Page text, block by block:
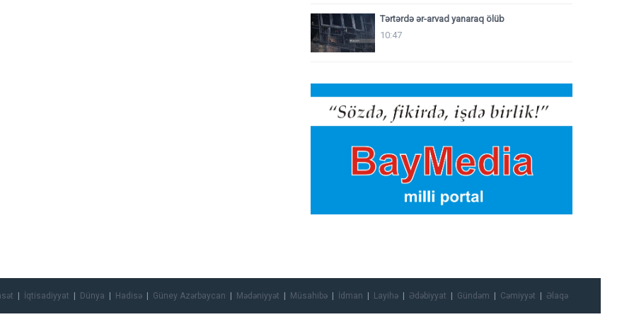
Tərtərdə ər-arvad yanaraq ölüb
10:47
İqtisadiyyat Dünya Hadisə Güney Azərbaycan Mədəniyyət Müsahibə İdman Layihə Ədəbiyyat Gündəm Cəmiyyət Əlaqə